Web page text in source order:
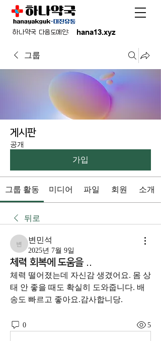
hana13.xyz
하나약국 다음도메인:
그룹
게시판
공개
가입
그룹 활동 미디어 파일 회원 소개
뒤로
변민석
변민석
2025년 7월 9일
체력 회복에 도움을 ..
체력 떨어졌는데 자신감 생겼어요. 몸 상
태 안 좋을 때도 확실히 도와줍니다. 배
송도 빠르고 좋아요.감사합니당.
0 5